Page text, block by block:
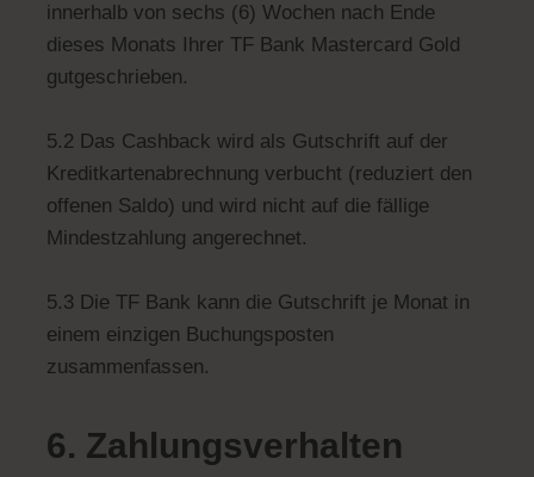
innerhalb von sechs (6) Wochen nach Ende
dieses Monats Ihrer TF Bank Mastercard Gold
gutgeschrieben.
5.2 Das Cashback wird als Gutschrift auf der
Kreditkartenabrechnung verbucht (reduziert den
offenen Saldo) und wird nicht auf die fällige
Mindestzahlung angerechnet.
5.3 Die TF Bank kann die Gutschrift je Monat in
einem einzigen Buchungsposten
zusammenfassen.
6. Zahlungsverhalten